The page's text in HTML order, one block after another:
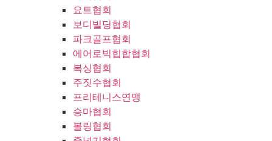
요트협회
보디빌딩협회
파크골프협회
에어로빅힙합협회
복싱협회
주짓수협회
프리테니스연맹
승마협회
볼링협회